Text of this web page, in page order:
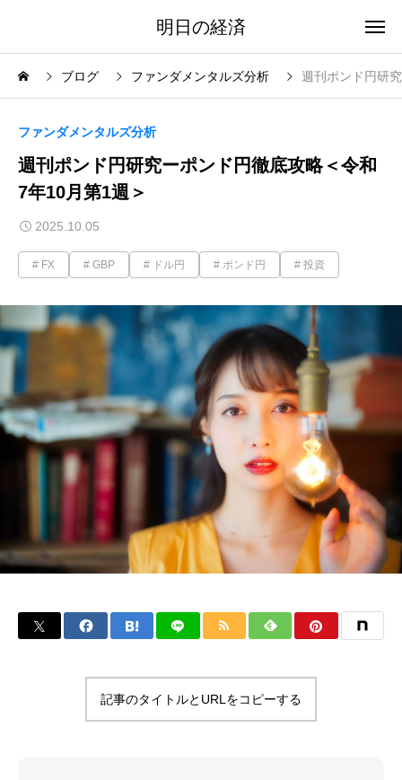
明日の経済
ブログ ファンダメンタルズ分析 週刊ポンド円研
ファンダメンタルズ分析
週刊ポンド円研究ーポンド円徹底攻略＜令和
7年10月第1週＞
2025.10.05
FX GBP ドル円 ポンド円 投資
記事のタイトルとURLをコピーする